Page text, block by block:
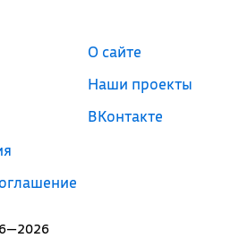
О сайте
Наши проекты
ВКонтакте